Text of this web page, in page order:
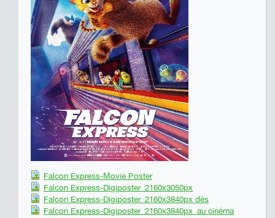
Falcon Express-Movie Poster
Falcon Express-Digiposter_2160x3050px
Falcon Express-Digiposter_2160x3840px dès
Falcon Express-Digiposter_2160x3840px_au cinéma